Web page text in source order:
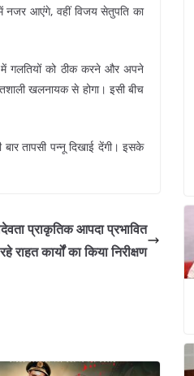
नजर आएंगे, वहीं विजय सेतुपति का
गलतियों को ठीक करने और अपने
खलनायक से होगा। इसी बीच
तापसी पन्नू दिखाई देंगी। इसके
प्राकृतिक आपदा प्रभावित
राहत कार्यों का किया निरीक्षण